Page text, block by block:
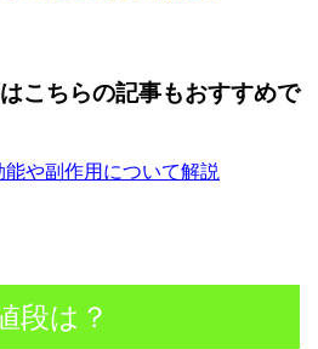
こちらの記事もおすすめで
や副作用について解説
段は？